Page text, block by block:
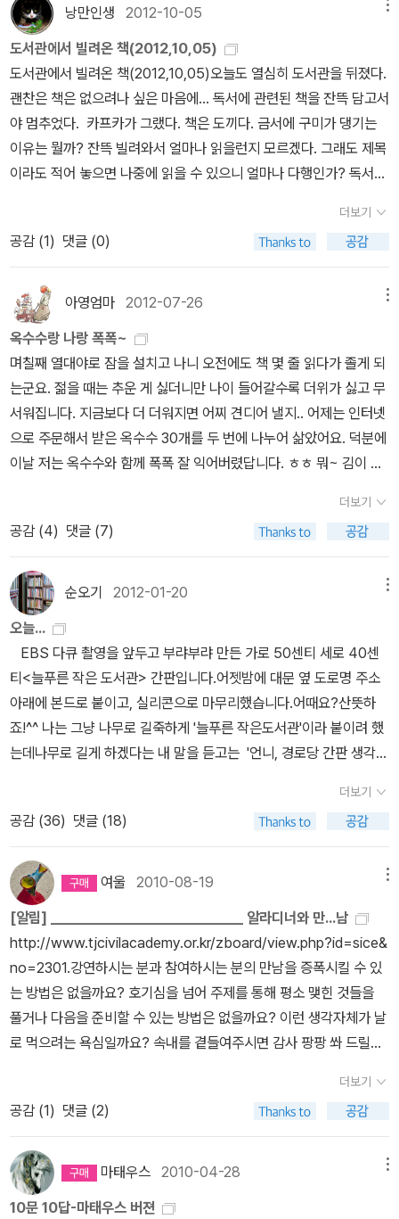
게 된 민음사 고전들> -파묵의 세계도 기대됩니다.요근래 읽게 된 존
치버, 뭐 이런 매력적인 작가가 있었나 싶네요! 읽지 않은 분은 한번
읽어보시길 바랍니다. 정이현인가요? 네이버에 <팔코너>를 치면 그
분의 서평이 등장하는데, '존 치버를 읽어봤냐?'뭐 이런식으로 이야기
가 흘러가던 것으로 기억합니다. 존 치버! 매력덩어리입니다. <팔코
너>의 표지가 문제가 많더군요. 전 표지에 별로 신경 안 썼는데, 감옥
쇠창살 너머의 사람얼굴이 정말 못생겼고 ugly하네요. 전 첨에는 몰
책들-디자인부터 멋스러운 최애 출판사, 문학동네 고전> -<피로 물
든 방>, <판탈레온과 특별봉사대>, <한밤의 아이들1>, <폭풍의 언
덕>, <제5도살장>은 모두 중고입니다. 우아! 이런 왕득템! <11월에
구입하고 뚜껑도 안 딴 책들> 김중혁.....김중혁 글이 좋다는 말에 <무
엇이든 쓰게 된다>를 구입했는데, 도서관에서 빌린 <나는 농담이다>
도 읽는 중이다. <11월에 구입하여 기대되는 고전 축에 속하는, 뚜껑
안 딴 책들> 많이 읽는 게 중요한데, 이번 달도 과하게 구입했나 모르
겠네요. 그런데, 중고책이 많아서 다행이고 기분이 좋습니다. 때론 구
겨지고 책모서리가 훼손된 부분도 있지만, 읽고 내용이 좋으면 다 뭍
히는 거니. 11월의 카알 벨루치의 허세를 통해 여러분의 독서에 자극
가는 셈이다.(67쪽) 이모부의 서재에서 위 글을 읽으며 고개를 끄덕
였다. 그동안 알라딘 신간평가단이나 출판사 서평단 활동을 하면
서 위와 같은 경우를 종종 경험했기 때문이다. 저자나 출판사에서 제
공받은 책은 팔이 안으로 굽는 리뷰를 쓰게 된다. 솔직히 안 좋다고 쓰
기가 미안해서 '아쉽다'는 표현으로 대체하거나, 아예 리뷰를 안쓰
는 경우도 있다. 물론 좋은 책인데도 게으름 부리다 못쓰고 지나기도
하지만.... 나는 글 몇줄 쓰는 것도 어려운데, 이렇게 장문의 글을 써
책을 낸 공을 생각하며 별점을 후하게 준다. 그저 책이 좋아 읽는 독자
로 비평할 깜냥은 못되기에 가능하면 솔직한 느낌을 쓰려고 한다. 그
래서인지 누군가는 나한테 '할 말은 꼭 한다'고 하던데, 사실은 그렇지
였다고나 할까... 알라딘서재 글을 읽으며 내가 쓴 글이 부끄럽고 초라
해지는 느낌도 종종 받는다. 작년에는 글다운 글은 커녕 페이퍼나 리
뷰를 거의 쓰지 못해 '이달의 당선작'으로 뽑힌 것도 몇 개 없다. 그래
서 올해는 열심을 내보자고 알라딘 식구들끼리 만나 서로 격려하고
다짐했지만, 실천은 미지수다. 어쨋든 알라딘에 글을 쓰는 것 자체가
글쓰기 연습이고 스스로 위로가 되니까, 나를 들여다보는 글을 쓰도
록 힘써 보련다. 알라디너들이 책을 내면 마치 내 형제자매 일처럼 반
갑고 기뻐서 기꺼이 책을 산다. 서로들 비슷한 마음인지 알라딘 식구
을 낼 것이다. 소통하는 친구들끼리 열심히 글을 써서 출판하라고 격
려하면서 '00님이 책을 내면 100권을 사겠어, 아니 300권을 살거
야!'라면서 부추기기도 한다. 정말 감탄할 만큼 뛰어난 글을 읽는 즐거
움도 있지만, 굳이 이런 정도를 책으로 내야 했을까... 고개를 갸웃거
릴 책은 서두르지 않는 게 좋다고 기다리자고도 했다. 그녀들이 책을
낼 때까지 애정을 갖고 기다려주는 것도 알라딘 친구로서 할 일이므
로. 그리고 책을 내면 무조건 '작가'라고 칭하는데 '작가'와 '저자를 구
별하지 않아도 되나? 이런 이야기도 나눴고...... 위키백과, 우리 모두
의 백과사전. 작가(作家, 지은이)는 예술작품 등의 작품을 만드는 사
람을 일컫는 말로서, 직업명은 아니다. 이때 작품이 반드시 문학작품
일 필요는 없다.의미[편집]작가는 주로 문학 작품(저작물), 특히 소설
해 소설, 희곡, 시, 시나리오 등 맥락이 있는 새로운 글을 짓는 사람들
을 총칭하며, 창작하는 작품의 종류에 따라 소설가, 극작가(희곡 작
가), 시인, 각본가(시나리오 작가) 등으로 다르게 부를 수 있다.또한,
직업으로서 글을 쓰는 사람을 저술가(著述家)라고 하고, 그리고 예
술이나 학문에 관한 글을 쓰는 사람을 저작가(著作家)라고 하며, 저
술가 가운데 글을 쓰는 행위보다는 쓴 글을 발표하는 데 중점을 두는
사람을 문필가(文筆家)라고 한다. 희곡 작가(극작가)나 시나리오 작
가(각본가)처럼, “작가”라는 말이 붙어 “~에 종사하는 사람”이라는
직업명으로 바뀌기도 한다. 그런데 작가가 반드시 작품을 창작하지는
가를 창작가(創作家)로 부르기도 한다. 알라디너들이 쓴 책 중 소장
한 것들~ 글을 잘 쓰고 싶다는 욕망(혹은 유혹)으로
다.쌓아두고 쟁여둔 책을 언제 다 읽을 수 있으려나...
낭만인생 2012-10-05
도서관에서 빌려온 책(2012,10,05)
도서관에서 빌려온 책(2012,10,05)오늘도 열심히 도서관을 뒤졌다.
괜찬은 책은 없으려나 싶은 마음에... 독서에 관련된 책을 잔뜩 담고서
야 멈추었다. 카프카가 그랬다. 책은 도끼다. 금서에 구미가 댕기는
이유는 뭘까? 잔뜩 빌려와서 얼마나 읽을런지 모르겠다. 그래도 제목
이라도 적어 놓으면 나중에 읽을 수 있으니 얼마나 다행인가? 독서의
더보기
공감 (1) 댓글 (0)
아영엄마 2012-07-26
옥수수랑 나랑 폭폭~
며칠째 열대야로 잠을 설치고 나니 오전에도 책 몇 줄 읽다가 졸게 되
는군요. 젊을 때는 추운 게 싫더니만 나이 들어갈수록 더위가 싫고 무
서워집니다. 지금보다 더 더워지면 어찌 견디어 낼지.. 어제는 인터넷
으로 주문해서 받은 옥수수 30개를 두 번에 나누어 삶았어요. 덕분에
이날 저는 옥수수와 함께 폭폭 잘 익어버렸답니다. ㅎㅎ 뭐~ 김이 솔
0개 정도도 삶아 낼 수 있을 것 같습니다. ^^ 며칠 전에 큰 아이가 작
성해서 학교에 제출해야 할 방학 계획서를 꺼내 놓고 국어 과목은 '독
서'로 적어 놓고는 어떤 책을 읽으면 좋을지 고민하며 조언을 구하더
군요. 그래서 참고하라고 파란여우님의 <깐깐한 독서 본능>을 꺼내
주었습니다. 그 책에 실린 '파란여우의 책을 내 것으로 만드는 서평 쓰
기'란 보면 이런 구절이 있는데 공감이 가서 옮겨 적어봅니다. (요즘
왜 서평 안 쓰냐고 물어보신 분이 계셔서... 머리도 굳어버리고 한 번
손 놓아버리니 이제 서평 쓰는 거 어려워서 못하겠더이다..^^*) - 쓰
고 또 쓰는 방법 외에는 정도가 없다. 계속 쓰는 놈한테는 못 당한
다. 어떤 사람은 논문처럼 서평을 쓰기도 한다. 또 감각적인 언어로 인
문사회 도서도 부드럽게 순화하는 재능 있는 서평꾼도 있다. 책을 내
것으로 만드는 서평 쓰기는 찬찬히 곱씹고 요리조리 돌려 씹고 뒤집
어 씹으면서 자기 마음대로 책을 씹는 행위다. 글이란 씹을 수록 맛있
서평 쓰는 일에 집착하다 보면 서평 쓰는 일이 고역이 된다. 서평 쓰는
일이 힘들어지면 서평을 안 쓰게 되고 읽은 책을 기억하는 유효기간
도 짧아진다.' 올해 책을 조금씩 읽기 시작했는데 서평도, 독서 기록
도 쓰지 않고 보니 무슨 책들을 읽었는지 기억나질 않더군요. 기억력
감퇴가 진행되고 있는 나이로 접어든 마당에 귀찮더라도 수첩이나 페
이퍼에 감흥이나 마음에 와 닿는 구절이라도 좀 적어둘껄... 더위가 물
러나고 나면 도서 구매 영수증 보고 읽은 책 목록이라도 작성해 봐야
지 하고, 슬쩍 더위 핑계로 또 미뤄 놓고 있습니다. (^^)> 아이들의 근
표 구경은 다음주에나 가능할 듯. ^^;.- 어제부터 2박 3일의 일정으로
근처 대학(관악구 사는 덕에~)의 공학 캠프에 참가하러 가서 내일 온
답니다. 낯 가리고 말 없는 성격에 처음 보는 조원들이랑 일정을 잘 해
나갈지 걱정인데 무심한 지집애, 늘 그렇듯 소식 전하는 문자 한 통도
안 넣어주는군요. -.- 열공 모드에 불타오르기는 커녕 이제는 낮잠에
늦잠까지 쌍으로 곁들여 제 속을 보글보글 끓여주고 있는 둘째! 오전
더보기
공감 (4) 댓글 (7)
순오기 2012-01-20
오늘...
EBS 다큐 촬영을 앞두고 부랴부랴 만든 가로 50센티 세로 40센
티<늘푸른 작은 도서관> 간판입니다.어젯밤에 대문 옆 도로명 주소
아래에 본드로 붙이고, 실리콘으로 마무리했습니다.어때요?산뜻하
죠!^^ 나는 그냥 나무로 길죽하게 '늘푸른 작은도서관'이라 붙이려 했
는데나무로 길게 하겠다는 내 말을 듣고는 '언니, 경로당 간판 생각하
있겠어?''우리 도서관은 어린이만 오는 곳 아니야, 어른 책이 더 많
아.''그래도 그렇지. 그게 뭐야, 작고 이쁘고 산뜻하게 만들어야지!!'전
화로 악을 써댄 독서회원 덕분에 요렇게 이쁜 이름표를 달게 되었습
니다. 요건 남편이 해준 선물이라 더 푸르게 푸르게 빛납니다!^^ 몇
해째 커튼을 제대로 걸지 않고 한쪽만 걸든가, 그도 안하던가 그랬는
데어제 드디어 거실 창에 짝으로 완벽하게 커튼을 쳤습니다.커튼 거
는 고리가 많이 빠져서 제대로 걸 수 없었는데, 고리를 하나 하나 끼워
넣어 마무리했어요.누가?내가요!!요 사진은 우리 큰딸 보라고 올리는
거에요.^^저 커튼이 우리 큰딸 낳은 1989년에 당시로선 거금이었던
9만원을 주고 만들었는데23년이 지난 지금도 괜찮아보이지 않나요?
ㅋㅋ 거실 전면에 있던 잡동사니 장식장을 치우고 3단 책장을 두고
책을 꽂았더니 보기에 좀 낫군요.개관식 하기 전에 여기에 가로 200
센티 세로 120센티 책꽂이를 맞춰 그림책을 꽂고, 위에 게시판을 걸
만, TV를 치우고 그렇게 해 놓으면 도서관 분위기가 날 거 같아요.다
리미는 안 보이게 예쁜 그림으로 가려 놓을까? 우리 아들 초딩때 야
구공 던져서 유리를 깼는데, 10년 만에 단장을 해줘야지.ㅋㅋ 화장
더보기
공감 (36) 댓글 (18)
여울 2010-08-19
[알림] ___________________________ 알라디너와 만...남
http://www.tjcivilacademy.or.kr/zboard/view.php?id=sice&
no=2301.강연하시는 분과 참여하시는 분의 만남을 증폭시킬 수 있
는 방법은 없을까요? 호기심을 넘어 주제를 통해 평소 맺힌 것들을
풀거나 다음을 준비할 수 있는 방법은 없을까요? 이런 생각자체가 날
로 먹으려는 욕심일까요? 속내를 곁들여주시면 감사 팡팡 쏴 드릴텐
힌 만남보다 책과 삶으로 난 길이나 숲으로 조금씩 더 들어갈 수 있는
방법이 있다면? ㅎㅎ...
더보기
공감 (1) 댓글 (2)
마태우스 2010-04-28
10문 10답-마태우스 버젼